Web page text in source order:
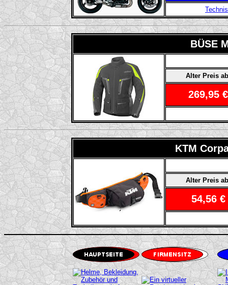
BÜSE
Alter Preis
269,95 €
KTM
Alter Preis
54,56 €